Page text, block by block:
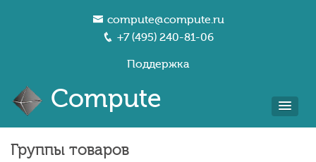
compute@compute.ru
+7 (495) 240-81-06
Поддержка
Compute
Группы товаров